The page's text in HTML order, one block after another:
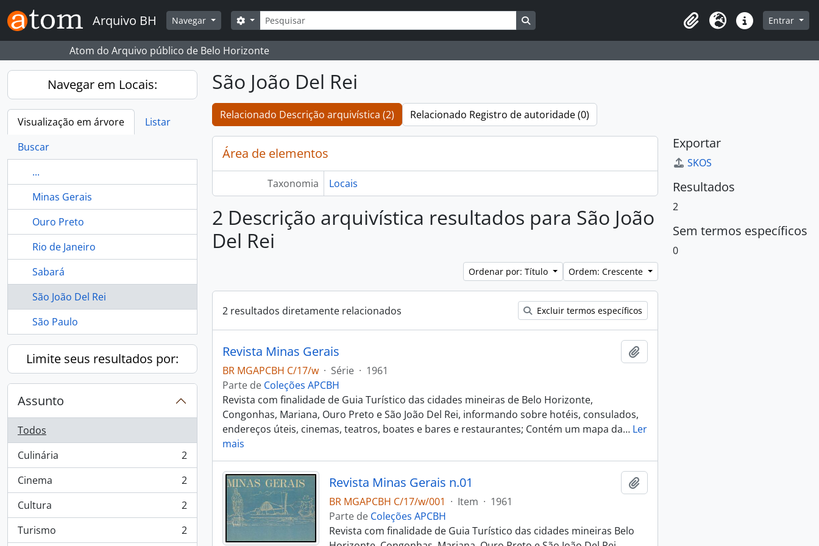
Skip to main content
Arquivo BH Navegar Buscar
Opções de busca
Área de Transferência
Idioma Atalhos Entrar
Atom do Arquivo público de Belo Horizonte
Navegar em Locais:
Visualização em árvore
Listar
Buscar
...
Minas Gerais
Ouro Preto
Rio de Janeiro
Sabará
São João Del Rei
São Paulo
Limite seus resultados por:
Assunto
Todos
Culinária
, 2 resultados
2
Cinema
, 2 resultados
2
Cultura
, 2 resultados
2
Turismo
, 2 resultados 2
São João Del Rei
Relacionado Descrição arquivística (2) Relacionado Registro de autoridade (0)
Área de elementos
Taxonomia Locais
2 Descrição arquivística resultados para São João
Del Rei
Ordenar por: Título Ordem: Crescente
2 resultados diretamente relacionados Excluir termos específicos
Revista Minas Gerais
BR MGAPCBH C/17/w · Série · 1961
Parte de Coleções APCBH
Revista com finalidade de Guia Turístico das cidades mineiras de Belo Horizonte,
Congonhas, Mariana, Ouro Preto e São João Del Rei, informando sobre hotéis, consulados,
endereços úteis, cinemas, teatros, boates e bares e restaurantes; Contém um mapa da… Ler
mais
Revista Minas Gerais n.01
BR MGAPCBH C/17/w/001 · Item · 1961
Parte de Coleções APCBH
Revista com finalidade de Guia Turístico das cidades mineiras Belo
Exportar
SKOS
Resultados
2
Sem termos específicos
0